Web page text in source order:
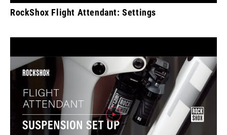
RockShox Flight Attendant: Settings